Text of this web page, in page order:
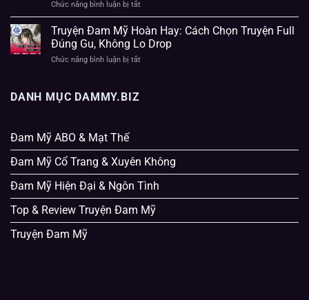
Người
Lớn
Chuyện
Tình
Chức năng bình luận bị tắt
Truyện
Đam
Mỹ
Full
Cuối
Truyện Đam Mỹ Hoàn Hay: Cách Chọn Truyện Full
Đúng Gu, Không Lo Drop
Chức năng bình luận bị tắt
Full
Đúng
Gu,
Không
Drop
DANH MỤC DAMMY.BIZ
Đam Mỹ ABO & Mạt Thế
Đam Mỹ Cổ Trang & Xuyên Không
Đam Mỹ Hiện Đại & Ngôn Tình
Top & Review Truyện Đam Mỹ
Truyện Đam Mỹ